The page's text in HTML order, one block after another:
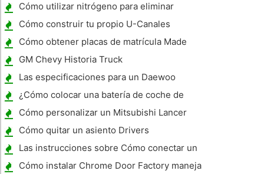
Cómo utilizar nitrógeno para eliminar
Undercoating
Cómo construir tu propio U-Canales
escalera
Cómo obtener placas de matrícula Made
GM Chevy Historia Truck
Las especificaciones para un Daewoo
Leganza
¿Cómo colocar una batería de coche de
Barcos
Cómo personalizar un Mitsubishi Lancer
Evolution 8
Cómo quitar un asiento Drivers
Las instrucciones sobre Cómo conectar un
subwoofer y amplificador
Cómo instalar Chrome Door Factory maneja